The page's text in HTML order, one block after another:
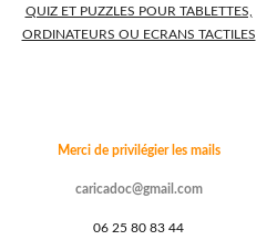
QUIZ ET PUZZLES POUR TABLETTES,
ORDINATEURS OU ECRANS TACTILES
Merci de privilégier les mails
caricadoc@gmail.com
06 25 80 83 44